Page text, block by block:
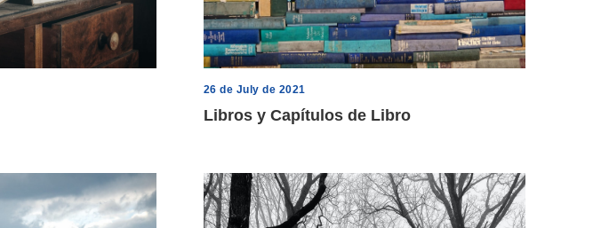
26 de July de 2021
Libros y Capítulos de Libro